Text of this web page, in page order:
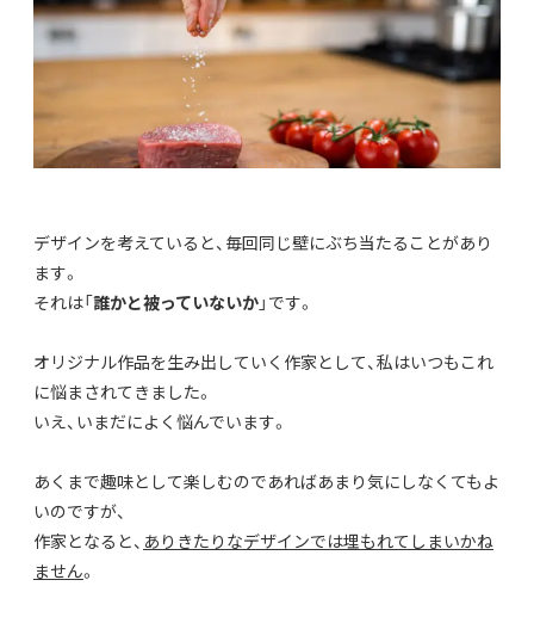
デザインを考えていると、毎回同じ壁にぶち当たることがあり
ます。
それは「誰かと被っていないか」です。
オリジナル作品を生み出していく作家として、私はいつもこれ
に悩まされてきました。
いえ、いまだによく悩んでいます。
あくまで趣味として楽しむのであればあまり気にしなくてもよ
いのですが、
作家となると、 ありきたりなデザインでは埋もれてしまいかね
ません。